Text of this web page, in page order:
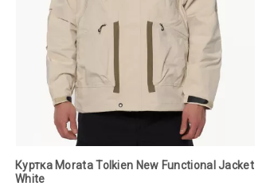
Куртка Morata Tolkien New Functional Jacket
White